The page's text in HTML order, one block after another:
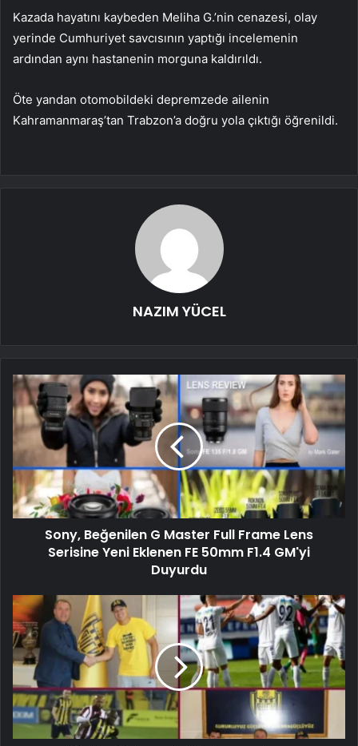
Kazada hayatını kaybeden Meliha G.’nin cenazesi, olay
yerinde Cumhuriyet savcısının yaptığı incelemenin
ardından aynı hastanenin morguna kaldırıldı.
Öte yandan otomobildeki depremzede ailenin
Kahramanmaraş’tan Trabzon’a doğru yola çıktığı öğrenildi.
NAZIM YÜCEL
Sony, Beğenilen G Master Full Frame Lens
Serisine Yeni Eklenen FE 50mm F1.4 GM'yi
Duyurdu